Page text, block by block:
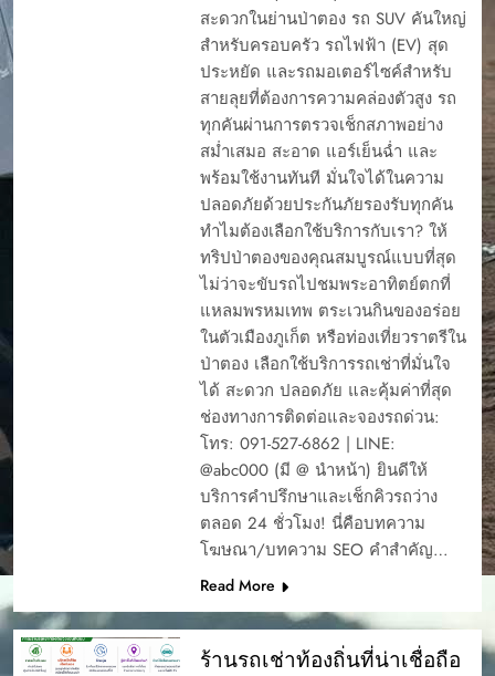
สะดวกในย่านป่าตอง รถ SUV คันใหญ่
สำหรับครอบครัว รถไฟฟ้า (EV) สุด
ประหยัด และรถมอเตอร์ไซค์สำหรับ
สายลุยที่ต้องการความคล่องตัวสูง รถ
ทุกคันผ่านการตรวจเช็กสภาพอย่าง
สม่ำเสมอ สะอาด แอร์เย็นฉ่ำ และ
พร้อมใช้งานทันที มั่นใจได้ในความ
ปลอดภัยด้วยประกันภัยรองรับทุกคัน
ทำไมต้องเลือกใช้บริการกับเรา? ให้
ทริปป่าตองของคุณสมบูรณ์แบบที่สุด
ไม่ว่าจะขับรถไปชมพระอาทิตย์ตกที่
แหลมพรหมเทพ ตระเวนกินของอร่อย
ในตัวเมืองภูเก็ต หรือท่องเที่ยวราตรีใน
ป่าตอง เลือกใช้บริการรถเช่าที่มั่นใจ
ได้ สะดวก ปลอดภัย และคุ้มค่าที่สุด
ช่องทางการติดต่อและจองรถด่วน:
โทร: 091-527-6862 | LINE:
@abc000 (มี @ นำหน้า) ยินดีให้
บริการคำปรึกษาและเช็กคิวรถว่าง
ตลอด 24 ชั่วโมง! นี่คือบทความ
โฆษณา/บทความ SEO คำสำคัญ…
Read More
ร้านรถเช่าท้องถิ่นที่น่าเชื่อถือ